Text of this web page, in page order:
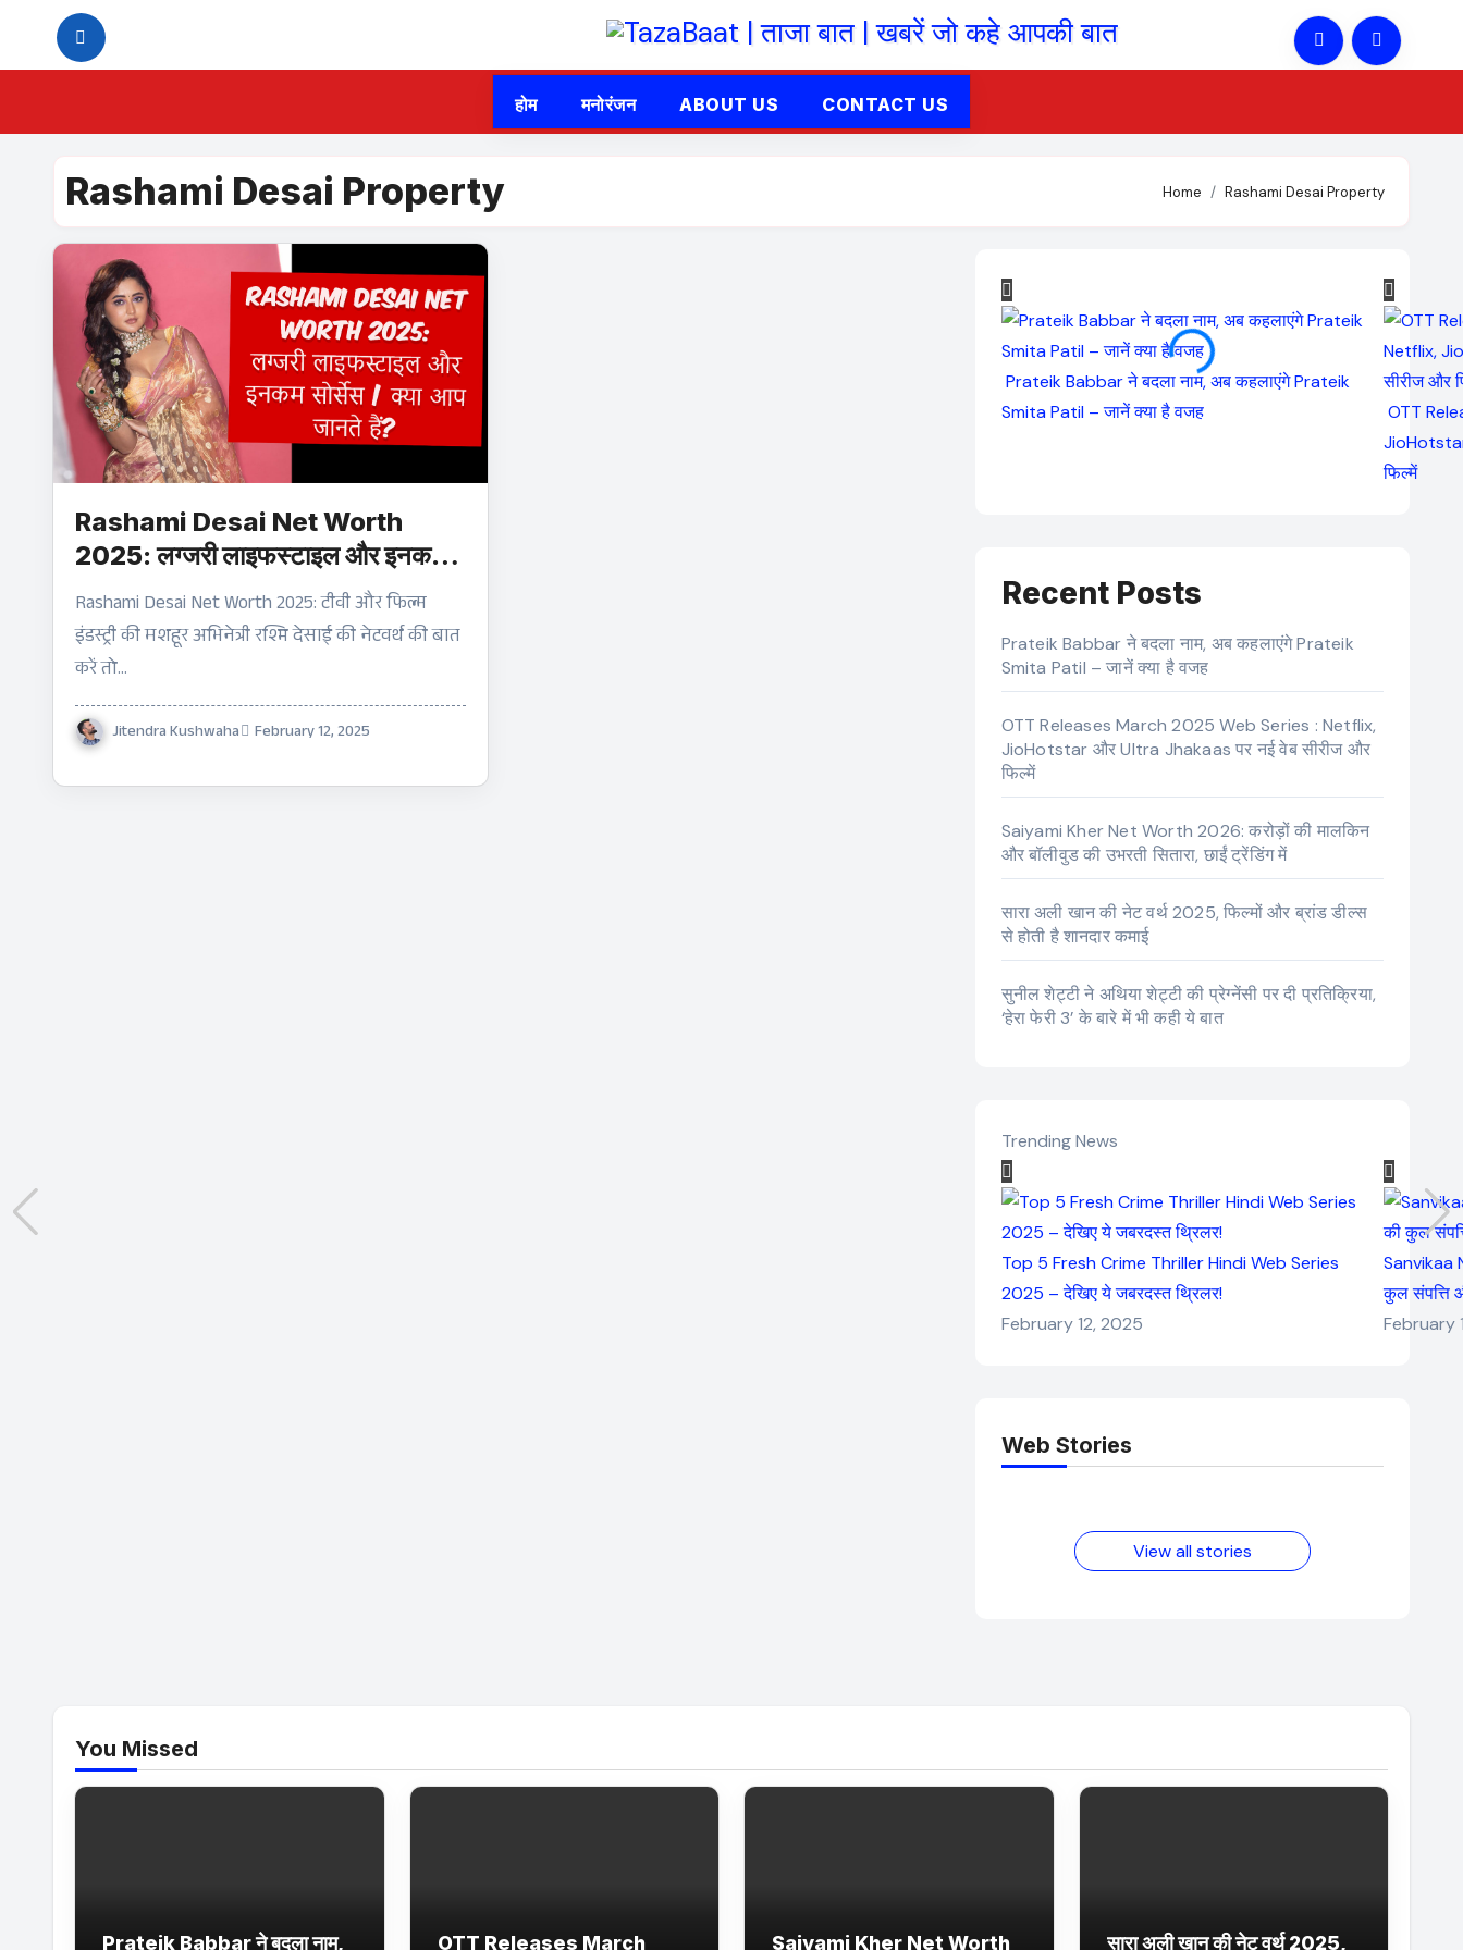
content
होम मनोरंजन ABOUT US CONTACT US
Rashami Desai Property Home Rashami Desai Property
Rashami Desai Net Worth
2025: लग्जरी लाइफस्टाइल और इनकम
सोर्सेस | क्या आप जानते हैं?
Rashami Desai Net Worth 2025: टीवी और फिल्म
इंडस्ट्री की मशहूर अभिनेत्री रश्मि देसाई की नेटवर्थ की बात
करें तो…
Jitendra Kushwaha February 12, 2025
Prateik Babbar ने बदला नाम, अब कहलाएंगे Prateik
Smita Patil – जानें क्या है वजह
OTT
फिल्में
Recent Posts
Prateik Babbar ने बदला नाम, अब कहलाएंगे Prateik
Smita Patil – जानें क्या है वजह
OTT Releases March 2025 Web Series : Netflix,
JioHotstar और Ultra Jhakaas पर नई वेब सीरीज और
फिल्में
Saiyami Kher Net Worth 2026: करोड़ों की मालकिन
और बॉलीवुड की उभरती सितारा, छाईं ट्रेंडिंग में
सारा अली खान की नेट वर्थ 2025, फिल्मों और ब्रांड डील्स
से होती है शानदार कमाई
सुनील शेट्टी ने अथिया शेट्टी की प्रेग्नेंसी पर दी प्रतिक्रिया,
‘हेरा फेरी 3’ के बारे में भी कही ये बात
Trending News
Top 5 Fresh Crime Thriller Hindi Web Series
2025 – देखिए ये जबरदस्त थ्रिलर!
February 12, 2025
Sanvikaa
कुल संपत्ति
February
Web Stories
Elvish Yadav: एक
आम लड़के से यूट्यूबर
फिल्मों का जादू और
View all stories
You Missed
Prateik Babbar ने बदला नाम, OTT Releases March Saiyami Kher Net Worth सारा अली खान की नेट वर्थ 2025,